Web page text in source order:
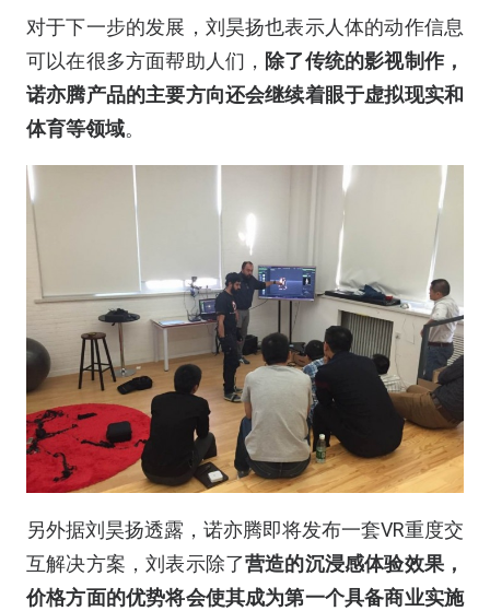
对于下一步的发展，刘昊扬也表示人体的动作信息
可以在很多方面帮助人们， 除了传统的影视制作，
诺亦腾产品的主要方向还会继续着眼于虚拟现实和
体育等领域。
另外据刘昊扬透露，诺亦腾即将发布一套VR重度交
互解决方案，刘表示除了营造的沉浸感体验效果，
价格方面的优势将会使其成为第一个具备商业实施